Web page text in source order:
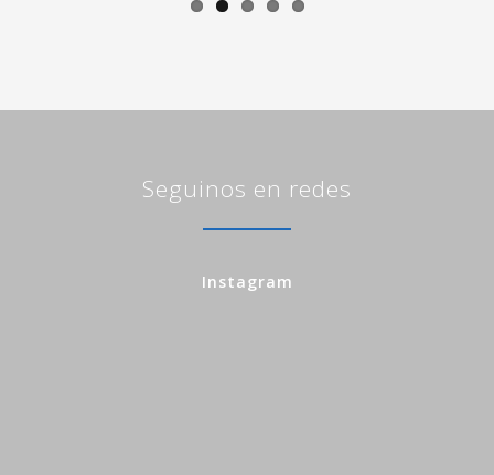
Seguinos en redes
Instagram